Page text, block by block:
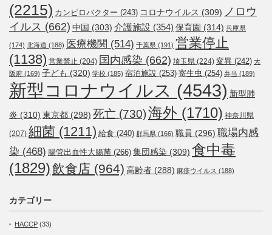
(2215) カンピロバクター (243) コロナウイルス (309) ノロウ
イルス (662) 中国 (303) 介護施設 (354) 保育園 (314) 兵庫県
(174) 北海道 (188) 医療機関 (514) 千葉県 (191) 営業停止
(1138) 営業禁止 (204) 国内感染 (662) 埼玉県 (224) 変異 (242) 大
阪府 (169) 子ども (320) 学校 (185) 宿泊施設 (253) 寄生虫 (254) 弁当 (189)
新型コロナウイルス (4543) 新型肺
炎 (310) 東京都 (298) 死亡 (730)海外 (1710) 神奈川県
(207) 細菌 (1211) 給食 (240) 群馬県 (166) 職員 (296) 職場内感
染 (468) 腸管出血性大腸菌 (266) 集団感染 (309) 食中毒
(1829)飲食店 (964) 高齢者 (288) 麻疹ウイルス (188)
カテゴリー
HACCP (33)